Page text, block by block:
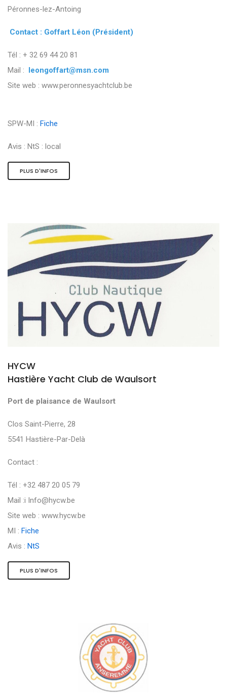
Péronnes-lez-Antoing
Contact : Goffart Léon (Président)
Tél : + 32 69 44 20 81
Mail : leongoffart@msn.com
Site web : www.peronnesyachtclub.be
SPW-MI : Fiche
Avis : NtS : local
PLUS D'INFOS
HYCW
Hastière Yacht Club de Waulsort
Port de plaisance de Waulsort
Clos Saint-Pierre, 28
5541 Hastière-Par-Delà
Contact :
Tél : +32 487 20 05 79
Mail :i Info@hycw.be
Site web : www.hycw.be
MI : Fiche
Avis : NtS
PLUS D'INFOS